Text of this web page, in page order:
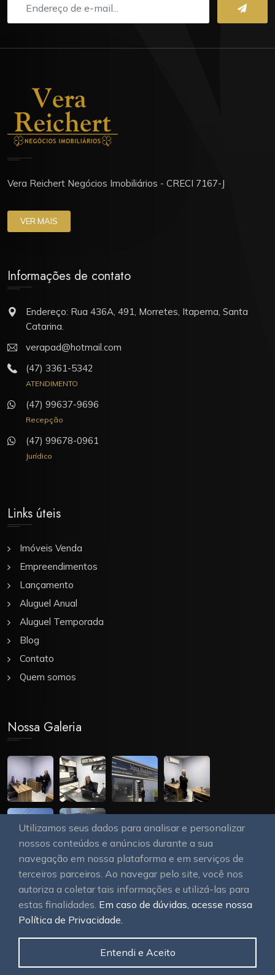
Utilizamos seus dados para analisar e personalizar
nossos conteúdos e anúncios durante a sua
navegação em nossa plataforma e em serviços de
terceiros parceiros. Ao navegar pelo site, você nos
autoriza a coletar tais informações e utilizá-las para
estas finalidades. Em caso de dúvidas, acesse nossa
Política de Privacidade.
Entendi e Aceito
Vera Reichert Negócios Imobiliários - CRECI 7167-J
VER MAIS
Informações de contato
Endereço: Rua 436A, 491, Morretes, Itapema, Santa
Catarina.
verapad@hotmail.com
(47) 3361-5342
ATENDIMENTO
(47) 99637-9696
Recepção
(47) 99678-0961
Jurídico
Links úteis
Imóveis Venda
Empreendimentos
Lançamento
Aluguel Anual
Aluguel Temporada
Blog
Contato
Quem somos
Nossa Galeria
OAWEB site e sistemas para imobiliárias
os direitos reservados.